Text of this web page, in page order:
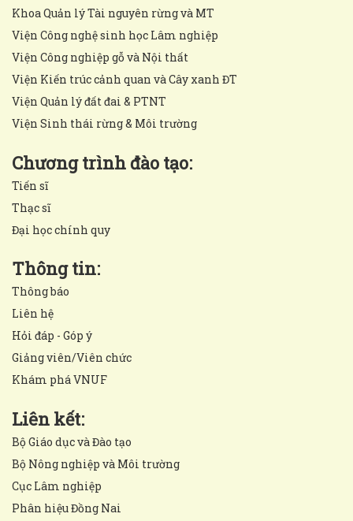
Khoa Quản lý Tài nguyên rừng và MT
Viện Công nghệ sinh học Lâm nghiệp
Viện Công nghiệp gỗ và Nội thất
Viện Kiến trúc cảnh quan và Cây xanh ĐT
Viện Quản lý đất đai & PTNT
Viện Sinh thái rừng & Môi trường
Chương trình đào tạo:
Tiến sĩ
Thạc sĩ
Đại học chính quy
Thông tin:
Thông báo
Liên hệ
Hỏi đáp - Góp ý
Giảng viên/Viên chức
Khám phá VNUF
Liên kết:
Bộ Giáo dục và Đào tạo
Bộ Nông nghiệp và Môi trường
Cục Lâm nghiệp
Phân hiệu Đồng Nai